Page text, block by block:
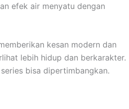
efek air menyatu dengan
kesan modern dan
lebih hidup dan berkarakter.
bisa dipertimbangkan.